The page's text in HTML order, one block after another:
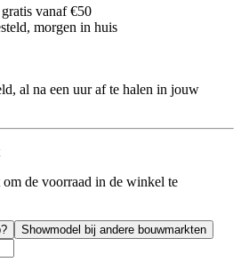
vanaf €50
morgen in huis
al na een uur af te halen in jouw
de voorraad in de winkel te
Showmodel bij andere bouwmarkten